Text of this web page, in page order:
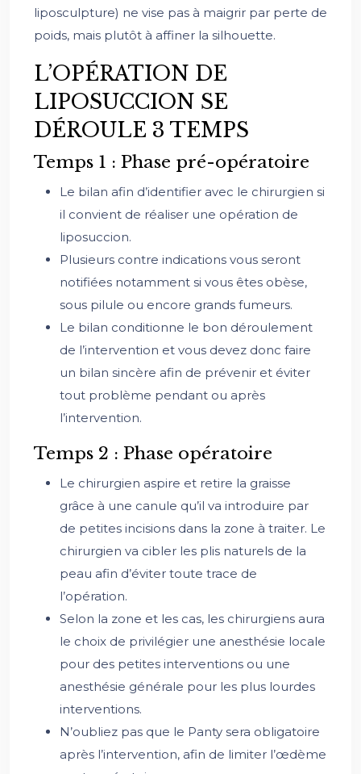
liposculpture) ne vise pas à maigrir par perte de
poids, mais plutôt à affiner la silhouette.
L’OPÉRATION DE
LIPOSUCCION SE
DÉROULE 3 TEMPS
Temps 1 : Phase pré-opératoire
Le bilan afin d’identifier avec le chirurgien si
il convient de réaliser une opération de
liposuccion.
Plusieurs contre indications vous seront
notifiées notamment si vous êtes obèse,
sous pilule ou encore grands fumeurs.
Le bilan conditionne le bon déroulement
de l’intervention et vous devez donc faire
un bilan sincère afin de prévenir et éviter
tout problème pendant ou après
l’intervention.
Temps 2 : Phase opératoire
Le chirurgien aspire et retire la graisse
grâce à une canule qu’il va introduire par
de petites incisions dans la zone à traiter. Le
chirurgien va cibler les plis naturels de la
peau afin d’éviter toute trace de
l’opération.
Selon la zone et les cas, les chirurgiens aura
le choix de privilégier une anesthésie locale
pour des petites interventions ou une
anesthésie générale pour les plus lourdes
interventions.
N’oubliez pas que le Panty sera obligatoire
après l’intervention, afin de limiter l’œdème